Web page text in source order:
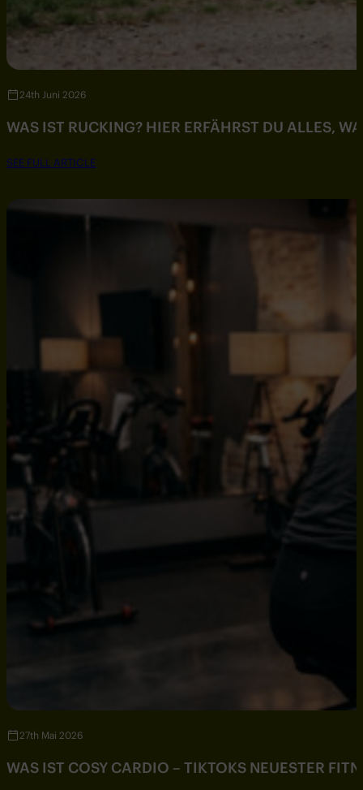
24th Juni 2026
WAS IST RUCKING? HIER ERFÄHRST DU ALLES,
SEE FULL ARTICLE
27th Mai 2026
WAS IST COSY CARDIO – TIKTOKS NEUESTER